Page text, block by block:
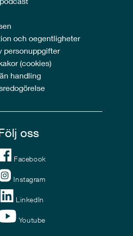
och oegentligheter
personuppgifter
(cookies)
handling
oss
Facebook
Instagram
LinkedIn
Youtube